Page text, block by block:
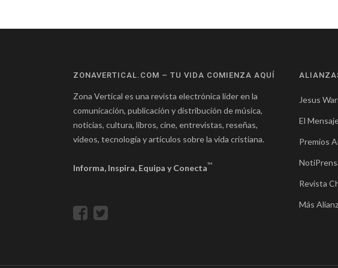
ZONAVERTICAL.COM – TU VIDA COMIENZA AQUÍ
Zona Vertical es una revista electrónica líder en la
comunicación, publicación y distribución de música,
noticias, cultura, libros, cine, entrevistas, reseñas,
videos, tecnología y artículos sobre la vida cristiana.
Informa, Inspira, Equipa y Conecta™
Jesus
El
Premios
Revista
Más